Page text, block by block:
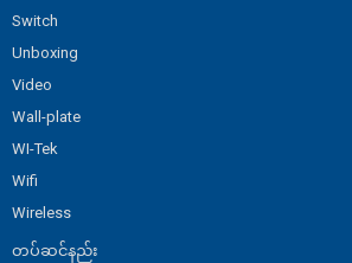
Switch
Unboxing
Video
Wall-plate
WI-Tek
Wifi
Wireless
တပ်ဆင်နည်း